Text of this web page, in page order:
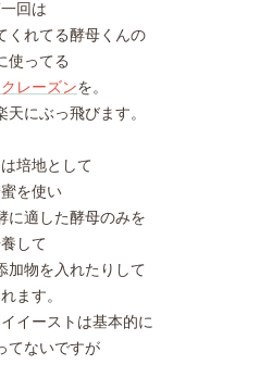
回は
くれてる酵母くんの
使ってる
レーズンを。
天にぶっ飛びます。
培地として
を使い
に適した酵母のみを
して
加物を入れたりして
ます。
イーストは基本的に
てないですが